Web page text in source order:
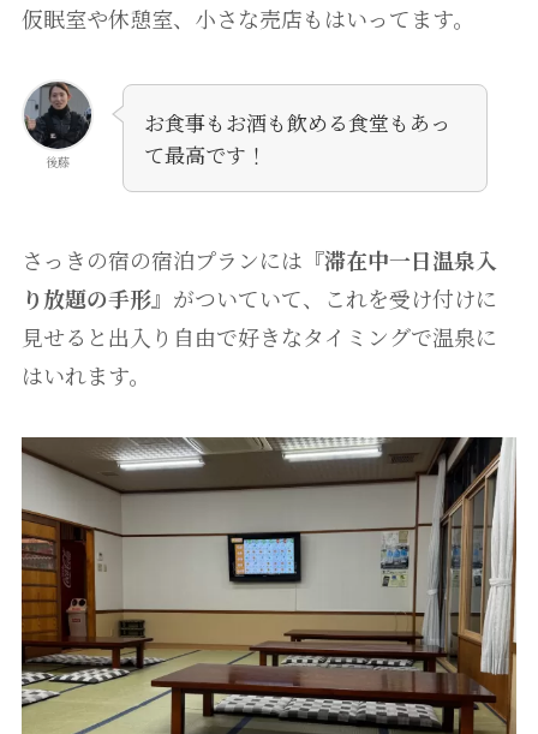
仮眠室や休憩室、小さな売店もはいってます。
後藤
お食事もお酒も飲める食堂もあっ
て最高です！
さっきの宿の宿泊プランには『滞在中一日温泉入
り放題の手形』がついていて、これを受け付けに
見せると出入り自由で好きなタイミングで温泉に
はいれます。